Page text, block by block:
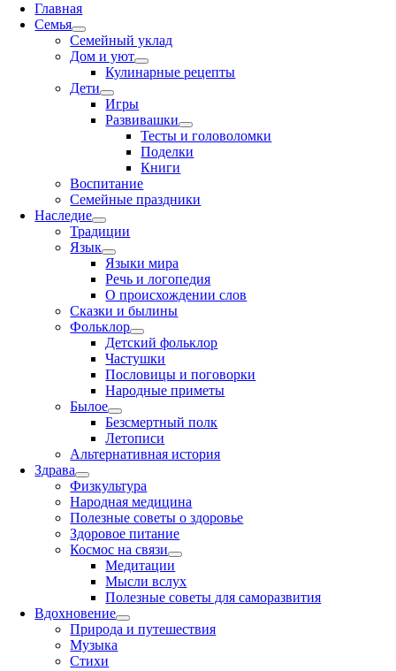
Главная
Семья
Семейный уклад
Дом и уют
Кулинарные рецепты
Дети
Игры
Развивашки
Тесты и головоломки
Поделки
Книги
Воспитание
Семейные праздники
Наследие
Традиции
Язык
Языки мира
Речь и логопедия
О происхождении слов
Сказки и былины
Фольклор
Детский фольклор
Частушки
Пословицы и поговорки
Народные приметы
Былое
Безсмертный полк
Летописи
Альтернативная история
Здрава
Физкультура
Народная медицина
Полезные советы о здоровье
Здоровое питание
Космос на связи
Медитации
Мысли вслух
Полезные советы для саморазвития
Вдохновение
Природа и путешествия
Музыка
Стихи